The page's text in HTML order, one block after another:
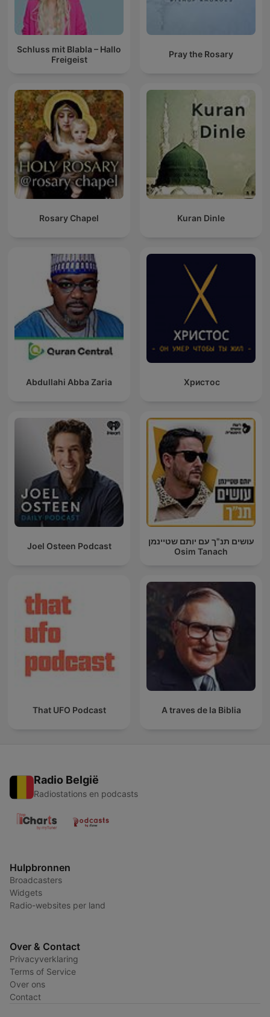
Schluss mit Blabla – Hallo
Freigeist
Pray the Rosary
Rosary Chapel Kuran Dinle
Abdullahi Abba Zaria Христос
Joel Osteen Podcast
עושים תנ"ך עם יותם שטיינמן
Osim Tanach
That UFO Podcast A traves de la Biblia
Radio België
Radiostations en podcasts
Hulpbronnen
Broadcasters
Widgets
Radio-websites per land
Over & Contact
Privacyverklaring
Terms of Service
Over ons
Contact